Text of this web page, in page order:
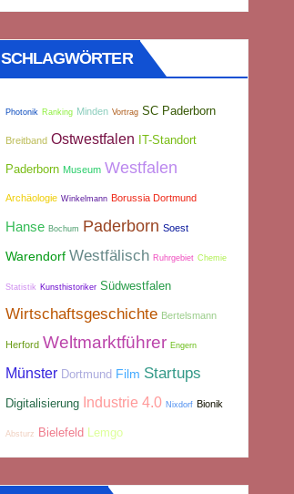
SCHLAGWÖRTER
Photonik Ranking Minden Vortrag SC Paderborn
Breitband Ostwestfalen IT-Standort
Paderborn Museum Westfalen
Archäologie Winkelmann Borussia Dortmund
Hanse Bochum Paderborn Soest
Warendorf Westfälisch Ruhrgebiet Chemie
Statistik Kunsthistoriker Südwestfalen
Wirtschaftsgeschichte Bertelsmann
Herford Weltmarktführer Engern
Münster Dortmund Film Startups
Digitalisierung Industrie 4.0 Nixdorf Bionik
Absturz Bielefeld Lemgo